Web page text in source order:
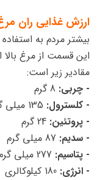
ارزش غذایی ران
بیشتر مردم به استفاده
مقادیر زیر است:
- چربی:
- کلسترول: 135 میلی گرم
- پروتئین: 24 گرم
- سدیم: 87 میلی گرم
- پتاسیم: 277 میلی گرم
- انرژی: 180 کیلوکالری